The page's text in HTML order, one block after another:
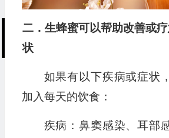
二．生蜂蜜可以帮助改善或
状
如果有以下疾病或症状
加入每天的饮食：
疾病：鼻窦感染、耳部